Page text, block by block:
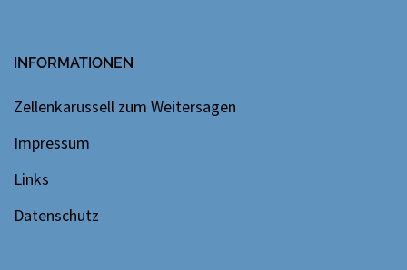
INFORMATIONEN
Zellenkarussell zum Weitersagen
Impressum
Links
Datenschutz